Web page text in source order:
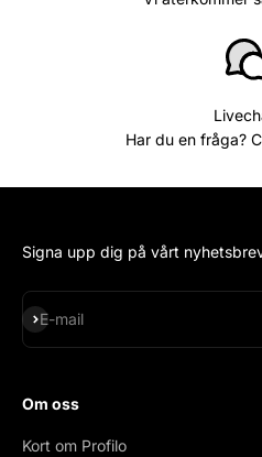
Har du en fråga?
Signa upp dig på vårt
E-mail
Subscribe
Om oss
Kort om Profilo